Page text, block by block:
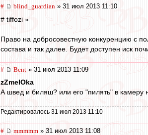
# blind_guardian » 31 июл 2013 11:10
# tiffozi »
Право на добросовестную конкуренцию с
состава и так далее. Будет доступен иск
# Bent » 31 июл 2013 11:09
zZmeIOka
А швед и биляш? или его "пилять" в камеру
Редактировалось 31 июл 2013 11:10
# mmmmm » 31 июл 2013 11:08